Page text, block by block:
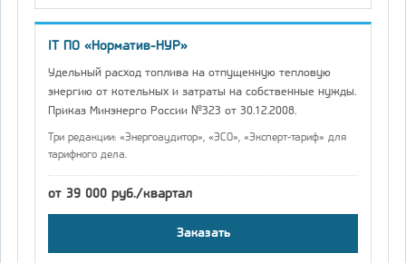
IT ПО «Норматив-НУР»
Удельный расход топлива на отпущенную тепловую
энергию от котельных и затраты на собственные нужды.
Приказ Минэнерго России №323 от 30.12.2008.
Три редакции: «Энергоаудитор», «ЭСО», «Эксперт-тариф» для
тарифного дела.
от 39 000 руб./квартал
Заказать